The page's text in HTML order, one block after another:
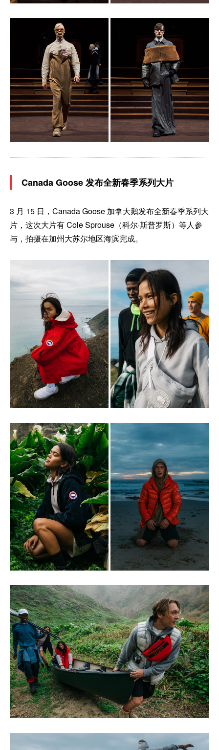
Canada Goose 发布全新春季系列大片
3 月 15 日，Canada Goose 加拿大鹅发布全新春季系列大
片，这次大片有 Cole Sprouse（科尔·斯普罗斯）等人参
与，拍摄在加州大苏尔地区海滨完成。